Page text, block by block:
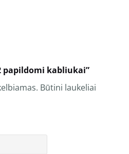
papildomi kabliukai”
Būtini laukeliai